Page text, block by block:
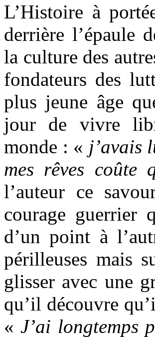
L’Histoire à
derrière l’épaule
la culture des
fondateurs des
plus jeune âge
jour de vivre
monde : « j’avais
mes rêves coûte
l’auteur ce
courage guerrier
d’un point à
périlleuses mais
glisser avec une
qu’il découvre
«J’ai longtemps